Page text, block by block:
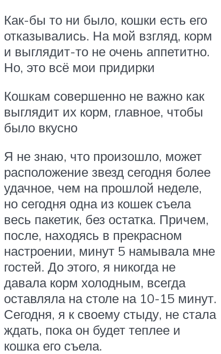
Как-бы то ни было, кошки есть его
отказывались. На мой взгляд, корм
и выглядит-то не очень аппетитно.
Но, это всё мои придирки
Кошкам совершенно не важно как
выглядит их корм, главное, чтобы
было вкусно
Я не знаю, что произошло, может
расположение звезд сегодня более
удачное, чем на прошлой неделе,
но сегодня одна из кошек съела
весь пакетик, без остатка. Причем,
после, находясь в прекрасном
настроении, минут 5 намывала мне
гостей. До этого, я никогда не
давала корм холодным, всегда
оставляла на столе на 10-15 минут.
Сегодня, я к своему стыду, не стала
ждать, пока он будет теплее и
кошка его съела.